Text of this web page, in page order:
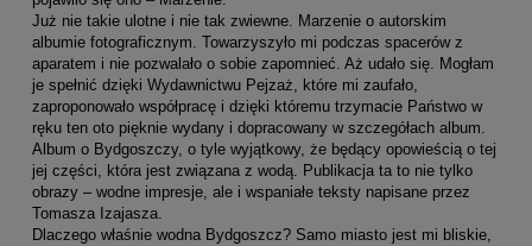
Już nie takie ulotne i nie tak zwiewne. Marzenie o autorskim
albumie fotograficznym. Towarzyszyło mi podczas spacerów z
aparatem i nie pozwalało o sobie zapomnieć. Aż udało się. Mogłam
je spełnić dzięki Wydawnictwu Pejzaż, które mi zaufało,
zaproponowało współpracę i dzięki któremu trzymacie Państwo w
ręku ten oto pięknie wydany i dopracowany w szczegółach album.
Album o Bydgoszczy, o tyle wyjątkowy, że będący opowieścią o tej
jej części, która jest związana z wodą. Publikacja ta to nie tylko
obrazy – wodne impresje, ale i wspaniałe teksty napisane przez
Tomasza Izajasza.
Dlaczego właśnie wodna Bydgoszcz? Samo miasto jest mi bliskie,